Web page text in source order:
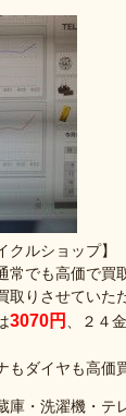
ルショップ】
常でも高価で買
取りさせていた
3070円 、２４
ダイヤも高価
庫・洗濯機・テ